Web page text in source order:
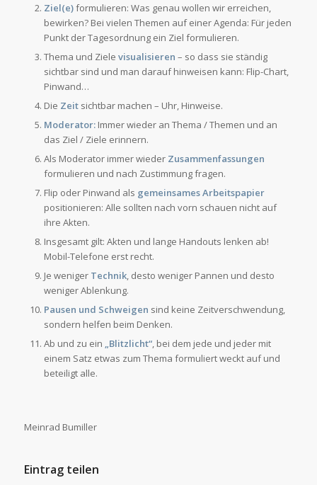
Ziel(e)formulieren: Was genau wollen wir erreichen,
bewirken? Bei vielen Themen auf einer Agenda: Für jeden
Punkt der Tagesordnung ein Ziel formulieren.
Thema und Ziele visualisieren – so dass sie ständig
sichtbar sind und man darauf hinweisen kann: Flip-Chart,
Pinwand…
Die Zeitsichtbar machen – Uhr, Hinweise.
Moderator:Immer wieder an Thema / Themen und an
das Ziel / Ziele erinnern.
Als Moderator immer wieder Zusammenfassungen
formulieren und nach Zustimmung fragen.
Flip oder Pinwand als gemeinsames Arbeitspapier
positionieren: Alle sollten nach vorn schauen nicht auf
ihre Akten.
Insgesamt gilt: Akten und lange Handouts lenken ab!
Mobil-Telefone erst recht.
Je weniger Technik, desto weniger Pannen und desto
weniger Ablenkung.
Pausen und Schweigen sind keine Zeitverschwendung,
sondern helfen beim Denken.
Ab und zu ein „Blitzlicht“, bei dem jede und jeder mit
einem Satz etwas zum Thema formuliert weckt auf und
beteiligt alle.
Meinrad Bumiller
Eintrag teilen